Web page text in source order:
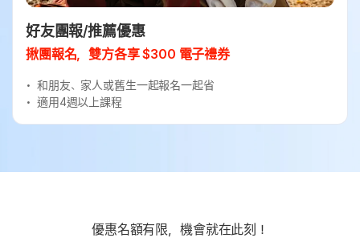
好友團報/推薦優惠
揪團報名，雙方各享 $300 電子禮券
和朋友、家人或舊生一起報名一起省
適用4週以上課程
優惠名額有限，機會就在此刻！